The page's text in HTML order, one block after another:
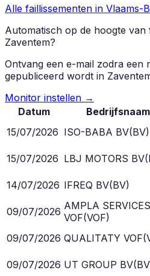
Alle faillissementen in Vlaams-
Automatisch op de hoogte van
Zaventem?
Ontvang een e-mail zodra een
gepubliceerd wordt in
Monitor instellen →
Datum
Bedrijfsnaam
15/07/2026 ISO-BABA BV(BV)
15/07/2026 LBJ MOTORS BV(
14/07/2026 IFREQ BV(BV)
09/07/2026 AMPLA SERVICES
VOF(VOF)
09/07/2026 QUALITATY VOF(
09/07/2026 UT GROUP BV(BV